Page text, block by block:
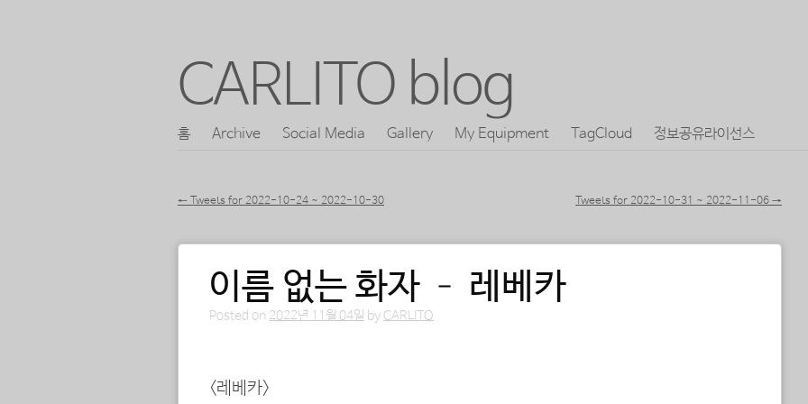
CARLITO blog
콘
바
홈 Archive Social Media Gallery My Equipment TagCloud 정보공유라이선스
포스트 내비게이션
← Tweets for 2022-10-24 ~ 2022-10-30 Tweets for 2022-10-31 ~ 2022-11-06 →
이름 없는 화자 – 레베카
Posted on 2022년 11월 04일 by CARLITO
<레베카>